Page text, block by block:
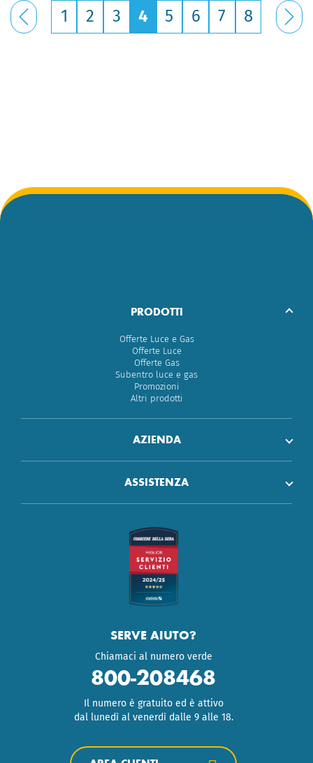
1 2 3 4 5 6 7 8
PRODOTTI
Offerte Luce e Gas
Offerte Luce
Offerte Gas
Subentro luce e gas
Promozioni
Altri prodotti
AZIENDA
ASSISTENZA
SERVE AIUTO?
Chiamaci al numero verde
800-208468
Il numero è gratuito ed è attivo
dal lunedì al venerdì dalle 9 alle 18.